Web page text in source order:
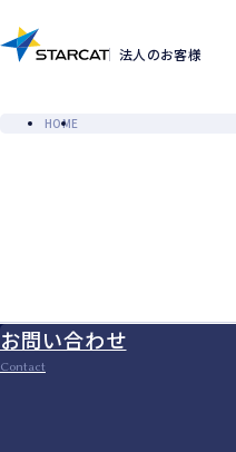
法人のお客様
HOME
お問い合わせ
Contact
お問い合わせ
Contact Download